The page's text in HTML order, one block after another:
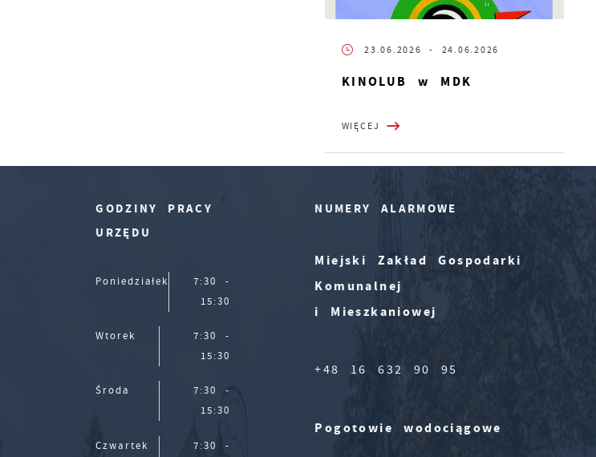
23.06.2026 - 24.06.2026
KINOLUB w MDK
WIĘCEJ
GODZINY PRACY
URZĘDU
Poniedziałek
7:30 -
15:30
Wtorek
7:30 -
15:30
Środa
7:30 -
15:30
Czwartek
7:30 -
NUMERY ALARMOWE
Miejski Zakład Gospodarki
Komunalnej
i Mieszkaniowej
+48 16 632 90 95
Pogotowie wodociągowe